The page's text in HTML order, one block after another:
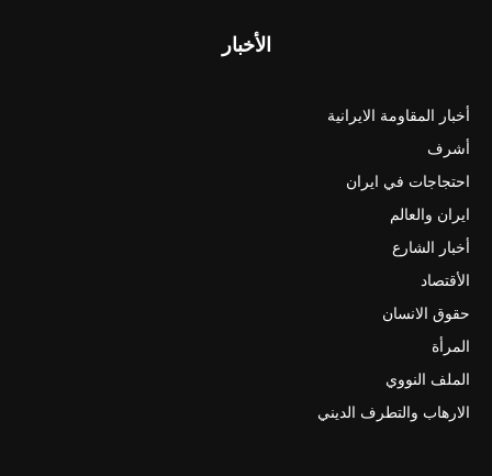
الأخبار
أخبار المقاومة الايرانية
أشرف
احتجاجات في ايران
ايران والعالم
أخبار الشارع
الأقتصاد
حقوق الانسان
المرأة
الملف النووي
الارهاب والتطرف الديني